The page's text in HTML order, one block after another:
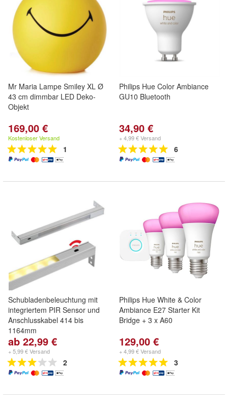
Mr Maria Lampe Smiley XL Ø
43 cm dimmbar LED Deko-
Objekt
169,00 €
Kostenloser Versand
1
Philips Hue Color Ambiance
GU10 Bluetooth
34,90 €
+ 4,99 € Versand
6
Schubladenbeleuchtung mit
integriertem PIR Sensor und
Anschlusskabel 414 bis
1164mm
ab 22,99 €
+ 5,99 € Versand
2
Philips Hue White & Color
Ambiance E27 Starter Kit
Bridge + 3 x A60
129,00 €
+ 4,99 € Versand
3